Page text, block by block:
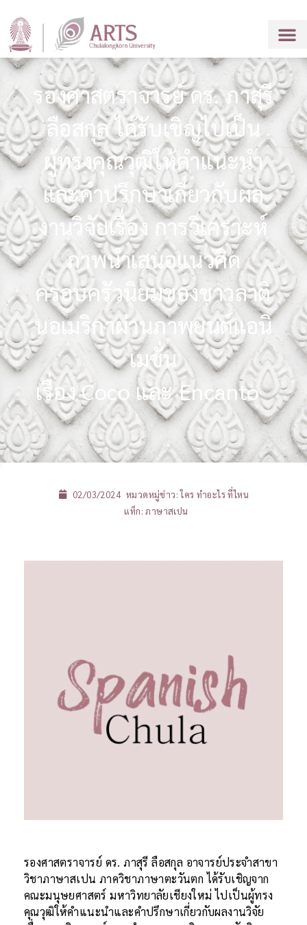
รองศาสตราจารย์ ดร. ภาสุรี
ลือสกุล ได้รับเชิญไปเป็น
ผู้ทรงคุณวุฒิให้คำแนะนำ
และคำปรึกษาเกี่ยวกับผล
งานวิจัยเรื่อง การวิเคราะห์
ภาพนำเสนอแนวคิด
ครอบครัวนิยมของชาวลาติ
นอเมริกาผ่านภาพยนต์แอนิ
เมชั่น
เรื่อง Coco และ Encanto
02/03/2024 หมวดหมู่ข่าว:ใคร ทำอะไร ที่ไหน
แท็ก: ภาษาสเปน
รองศาสตราจารย์ ดร. ภาสุรี ลือสกุล อาจารย์ประจำสาขา
วิชาภาษาสเปน ภาควิชาภาษาตะวันตก ได้รับเชิญจาก
คณะมนุษยศาสตร์ มหาวิทยาลัยเชียงใหม่ ไปเป็นผู้ทรง
คุณวุฒิให้คำแนะนำและคำปรึกษาเกี่ยวกับผลงานวิจัย